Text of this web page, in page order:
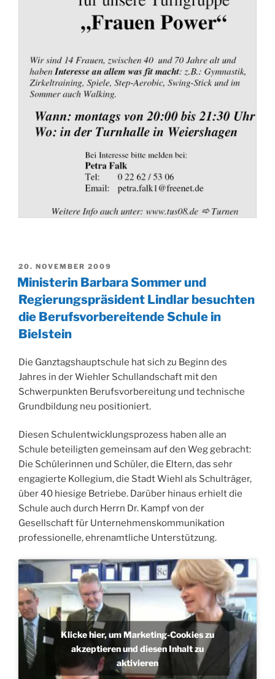
VERÖFFENTLICHT
AM
20. NOVEMBER 2009
Ministerin Barbara Sommer und
Regierungspräsident Lindlar besuchten
die Berufsvorbereitende Schule in
Bielstein
Die Ganztagshauptschule hat sich zu Beginn des
Jahres in der Wiehler Schullandschaft mit den
Schwerpunkten Berufsvorbereitung und technische
Grundbildung neu positioniert.
Diesen Schulentwicklungsprozess haben alle an
Schule beteiligten gemeinsam auf den Weg gebracht:
Die Schülerinnen und Schüler, die Eltern, das sehr
engagierte Kollegium, die Stadt Wiehl als Schulträger,
über 40 hiesige Betriebe. Darüber hinaus erhielt die
Schule auch durch Herrn Dr. Kampf von der
Gesellschaft für Unternehmenskommunikation
professionelle, ehrenamtliche Unterstützung.
Klicke hier, um Marketing-Cookies zu
akzeptieren und diesen Inhalt zu
aktivieren